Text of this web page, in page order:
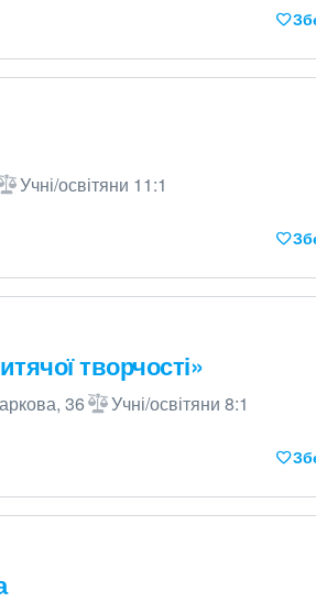
Учні/освітяни 11:1
творчості»
36 Учні/освітяни 8:1